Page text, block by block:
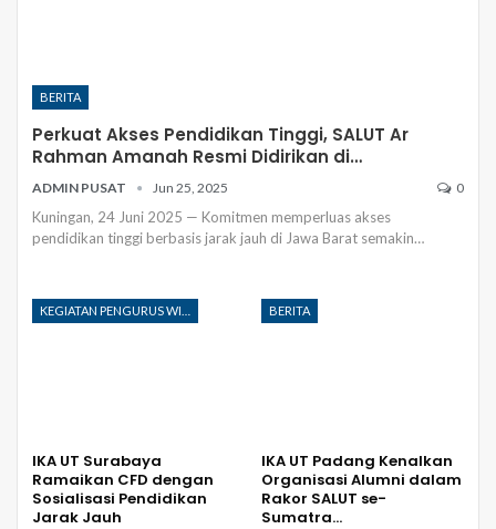
BERITA
Perkuat Akses Pendidikan Tinggi, SALUT Ar
Rahman Amanah Resmi Didirikan di…
ADMIN PUSAT Jun 25, 2025 0
Kuningan, 24 Juni 2025 — Komitmen memperluas akses
pendidikan tinggi berbasis jarak jauh di Jawa Barat semakin…
IKA UT Surabaya
Ramaikan CFD dengan
Sosialisasi Pendidikan
Jarak Jauh
BERITA
IKA UT Padang Kenalkan
Organisasi Alumni dalam
Rakor SALUT se-
Sumatra…